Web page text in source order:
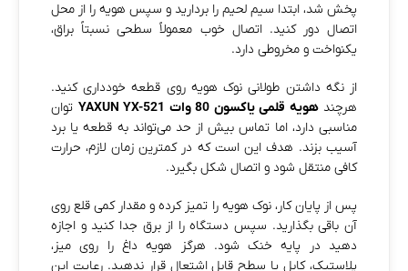
پخش شد، ابتدا سیم لحیم را بردارید و سپس هویه را از محل
اتصال دور کنید. اتصال خوب معمولاً سطحی نسبتاً براق،
یکنواخت و مخروطی دارد.
از نگه داشتن طولانی نوک هویه روی قطعه خودداری کنید.
هرچندهویه قلمی یاکسون 80 وات YAXUN YX-521
توان
مناسبی دارد، اما تماس بیش از حد می‌تواند به قطعه یا برد
آسیب بزند. هدف این است که در کمترین زمان لازم، حرارت
کافی منتقل شود و اتصال شکل بگیرد.
پس از پایان کار، نوک هویه را تمیز کرده و مقدار کمی قلع روی
آن باقی بگذارید. سپس دستگاه را از برق جدا کنید و اجازه
دهید در پایه خنک شود. هرگز هویه داغ را روی میز،
پلاستیک، کابل یا سطح قابل اشتعال قرار ندهید. رعایت این